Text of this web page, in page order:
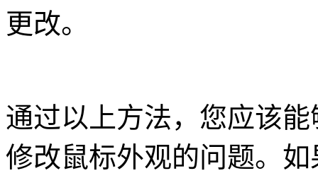
更改。
通过以上方法，您应该
修改鼠标外观的问题。